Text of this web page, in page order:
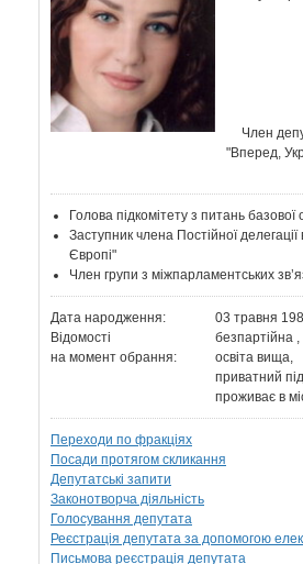
Член
"Вперед,
Голова підкомітету з питань
Заступник члена Постійної
Європі"
Член групи з міжпарламентських
Дата народження:
03 травня
Відомості
на момент обрання:
безпартійна ,
освіта вища,
приватний
проживає в
Переходи по фракціях
Посади протягом скликання
Депутатські запити
Законотворча діяльність
Голосування депутата
Реєстрація депутата за допомогою
Письмова реєстрація депутата